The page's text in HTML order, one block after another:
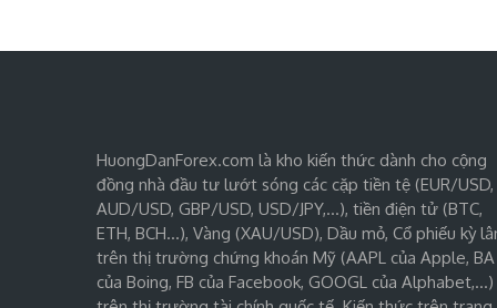
HuongDanForex.com là kho kiến thức dành cho cộng
đồng nhà đầu tư lướt sóng các cặp tiền tệ (EUR/USD,
AUD/USD, GBP/USD, USD/JPY,…), tiền điện tử (BTC,
ETH, BCH…), Vàng (XAU/USD), Dầu mỏ, Cổ phiếu kỳ
trên thị trường chứng khoán Mỹ (AAPL của Apple, BA
của Boing, FB của Facebook, GOOGL của Alphabet,…)